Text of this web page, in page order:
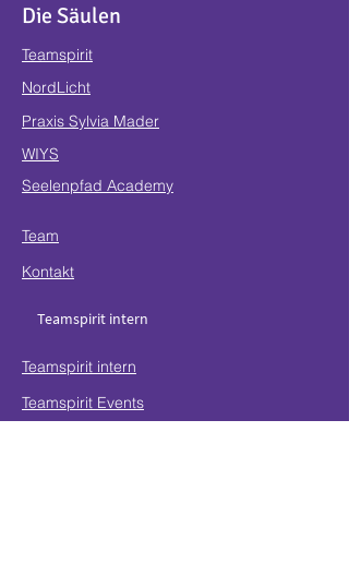
Die Säulen
Praxis Sylvia Mader
WIYS
Team
Kontakt
Teamspirit intern
Teamspirit intern
Teamspirit Events
Teamspirit
NordLicht
Seelenpfad Academy